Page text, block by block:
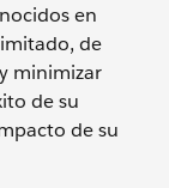
en
de
minimizar
de su
de su